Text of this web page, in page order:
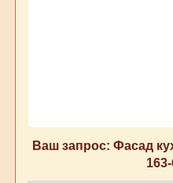
Ваш запрос: Фасад